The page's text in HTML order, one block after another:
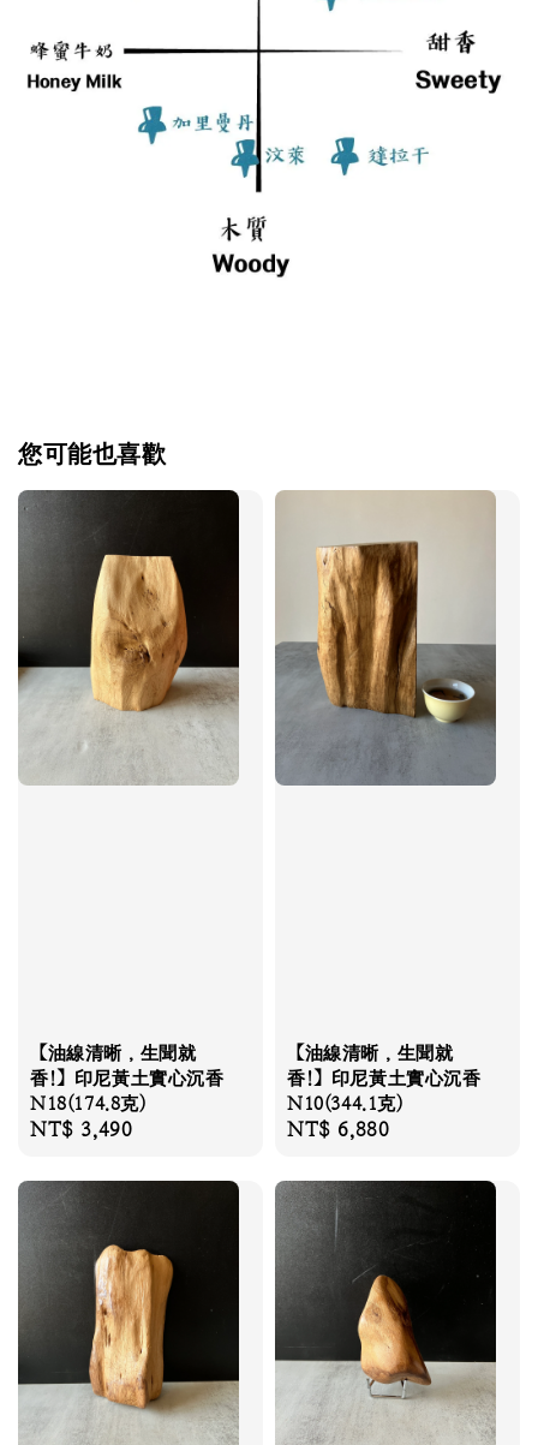
您可能也喜歡
【油線清晰，生聞就
香!】印尼黃土實心沉香
N18(174.8克)
Regular
NT$ 3,490
【油線清晰，生聞就
香!】印尼黃土實心沉香
N10(344.1克)
Regular
NT$ 6,880